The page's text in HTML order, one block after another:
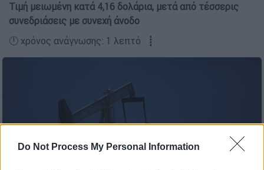
Do Not Process My Personal Information
Τιμή μειωμένη κατά 4,16 δολάρια, μετά από τέσσερις
συνεδριάσεις με συνεχή άνοδο
🕛 χρόνος ανάγνωσης: 1 λεπτό ┋